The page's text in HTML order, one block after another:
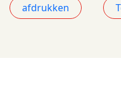
afdrukken